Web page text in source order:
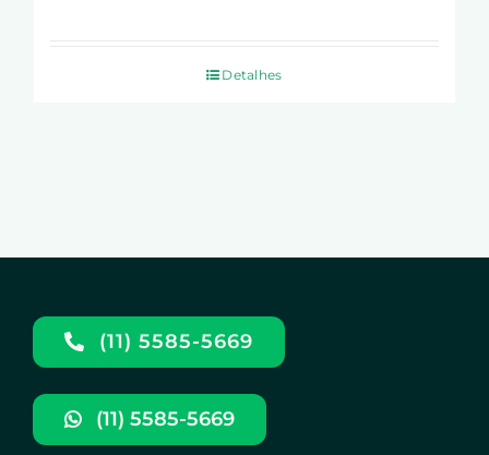
Detalhes
(11) 5585-5669
(11) 5585-5669